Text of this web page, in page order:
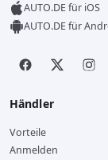
AUTO.DE für iOS
AUTO.DE für
Händler
Vorteile
Anmelden